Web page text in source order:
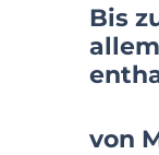
Bis
von